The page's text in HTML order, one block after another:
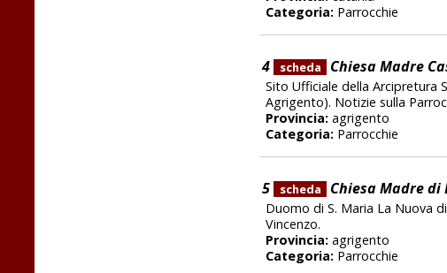
Categoria: Parrocchie
4 scheda Chiesa Madre
Sito Ufficiale della Arcipretura
Agrigento). Notizie sulla
Provincia: agrigento
Categoria: Parrocchie
5 scheda Chiesa Madre di
Duomo di S. Maria La Nuova
Vincenzo.
Provincia: agrigento
Categoria: Parrocchie